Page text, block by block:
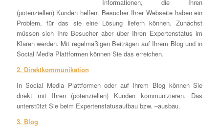
Informationen, die Ihren
(potenziellen) Kunden helfen. Besucher Ihrer Webseite haben ein
Problem, für das sie eine Lösung liefern können. Zunächst
müssen sich Ihre Besucher aber über Ihren Expertenstatus im
Klaren werden. Mit regelmäßigen Beiträgen auf Ihrem Blog und in
Social Media Plattformen können Sie das erreichen.
2. Direktkommunikation
In Social Media Plattformen oder auf Ihrem Blog können Sie
direkt mit Ihren (potenziellen) Kunden kommunizieren. Das
unterstützt Sie beim Expertenstatusaufbau bzw. –ausbau.
3. Blog